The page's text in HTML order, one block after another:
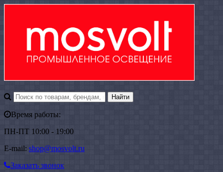
Время работы:
ПН-ПТ 10:00 - 19:00
E-mail: shop@mosvolt.ru
Заказать звонок